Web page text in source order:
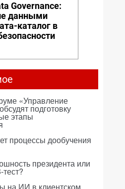
Governance:
данными
каталог в
«Управление
подготовку
этапы
процессы дообучения
президента или
тест?